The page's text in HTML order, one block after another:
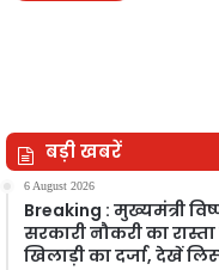
बड़ी खबरें
6 August 2026
Breaking : मुख्यमंत्री
सरकारी नौकरी का
खिलाड़ी का दर्जा, देखें